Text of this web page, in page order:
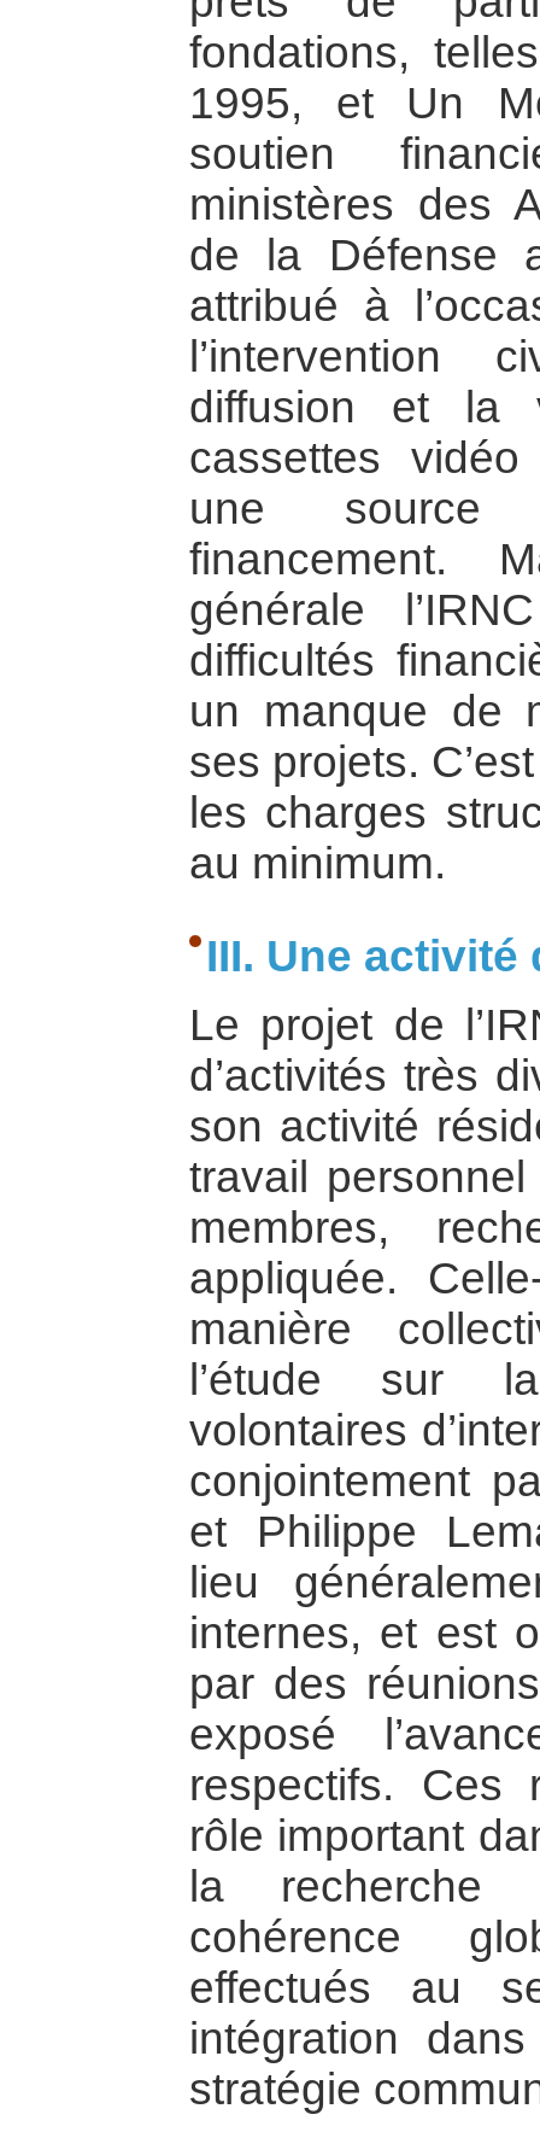
fondations,
1995, et Un
soutien
ministères des
de la Défense
attribué à
diffusion et la
cassettes
une
financement.
générale
difficultés
un manque de
ses projets.
les charges
au minimum.
III. Une activité
Le projet de
d’activités très
son activité
travail
membres,
appliquée.
manière
l’étude sur
volontaires
conjointement
et Philippe
lieu
internes, et est
par des
exposé
respectifs. Ces
rôle important
la recherche
cohérence
effectués au
intégration
stratégie